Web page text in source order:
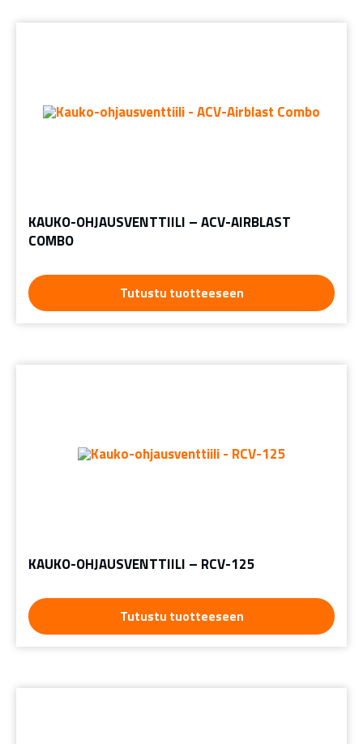
KAUKO-OHJAUSVENTTIILI – ACV-AIRBLAST
COMBO
Tutustu tuotteeseen
KAUKO-OHJAUSVENTTIILI – RCV-125
Tutustu tuotteeseen